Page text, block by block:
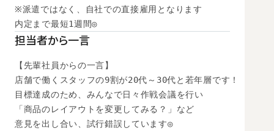
※派遣ではなく、自社での直接雇用となります
内定まで最短1週間◎
担当者から一言
【先輩社員からの一言】
店舗で働くスタッフの9割が20代～30代と若年層です！
目標達成のため、みんなで日々作戦会議を行い
「商品のレイアウトを変更してみる？」など
意見を出し合い、試行錯誤しています◎